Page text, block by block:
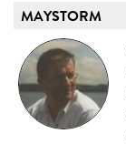
MAYSTORM